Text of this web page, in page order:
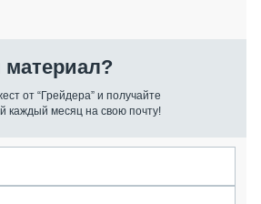
от “Грейдера” и получайте
каждый месяц на свою почту!